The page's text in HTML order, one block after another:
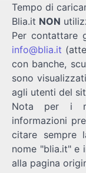
Tempo di
Blia.it NON
Per contattare
info@blia.it
con banche,
sono
agli utenti del
Nota per i
informazioni
citare sempre
nome "blia.it" e
alla pagina